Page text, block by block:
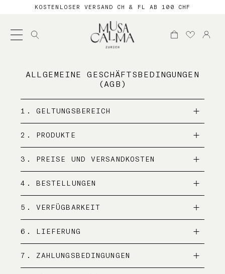
KOSTENLOSER VERSAND CH & FL AB 100 CHF
Suche
nach:
ALLGEMEINE GESCHÄFTSBEDINGUNGEN
(AGB)
1. GELTUNGSBEREICH
2. PRODUKTE
3. PREISE UND VERSANDKOSTEN
4. BESTELLUNGEN
5. VERFÜGBARKEIT
6. LIEFERUNG
7. ZAHLUNGSBEDINGUNGEN